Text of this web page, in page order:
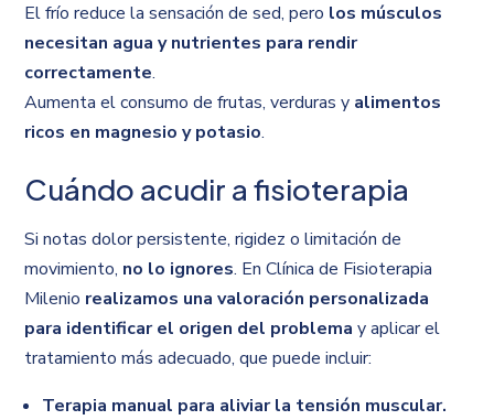
El frío reduce la sensación de sed, pero los músculos
necesitan agua y nutrientes para rendir
correctamente.
Aumenta el consumo de frutas, verduras y alimentos
ricos en magnesio y potasio.
Cuándo acudir a fisioterapia
Si notas dolor persistente, rigidez o limitación de
movimiento, no lo ignores. En Clínica de Fisioterapia
Milenio realizamos una valoración personalizada
para identificar el origen del problema y aplicar el
tratamiento más adecuado, que puede incluir:
Terapia manual para aliviar la tensión muscular.